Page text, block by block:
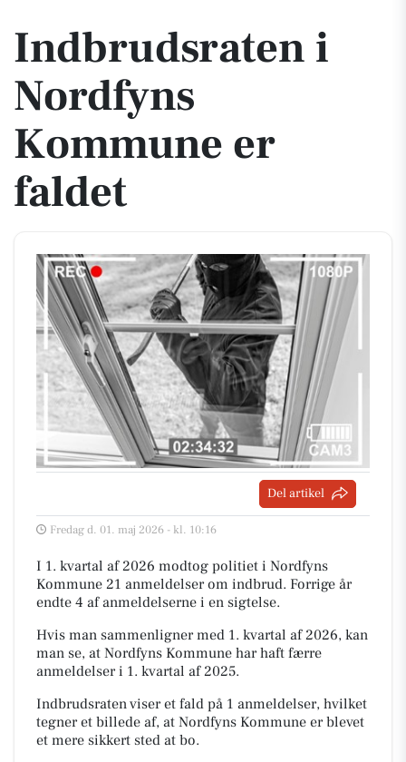
Indbrudsraten i
Nordfyns
Kommune er
faldet
Del artikel
Fredag d. 01. maj 2026 - kl. 10:16
I 1. kvartal af 2026 modtog politiet i Nordfyns
Kommune 21 anmeldelser om indbrud. Forrige år
endte 4 af anmeldelserne i en sigtelse.
Hvis man sammenligner med 1. kvartal af 2026, kan
man se, at Nordfyns Kommune har haft færre
anmeldelser i 1. kvartal af 2025.
Indbrudsraten viser et fald på 1 anmeldelser, hvilket
tegner et billede af, at Nordfyns Kommune er blevet
et mere sikkert sted at bo.